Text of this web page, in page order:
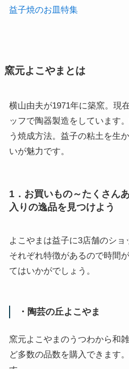
益子焼のお皿特集
窯元よこやまとは
横山由夫が1971年に築窯。現
ッフで陶器製造をしています
う焼成方法。益子の粘土を生
いが魅力です。
1．お買いもの～たくさん
入りの逸品を見つけよう
よこやまは益子に3店舗のショ
それぞれ特徴があるので時間
てはいかがでしょう。
・陶芸の丘よこやま
窯元よこやまのうつわから和
ど多数の品数を購入できます